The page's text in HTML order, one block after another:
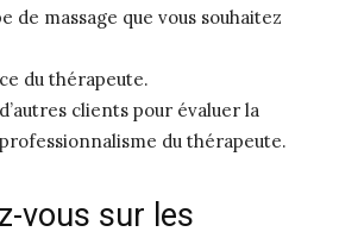
de massage que vous souhaitez
du thérapeute.
clients pour évaluer la
du thérapeute.
vous sur les